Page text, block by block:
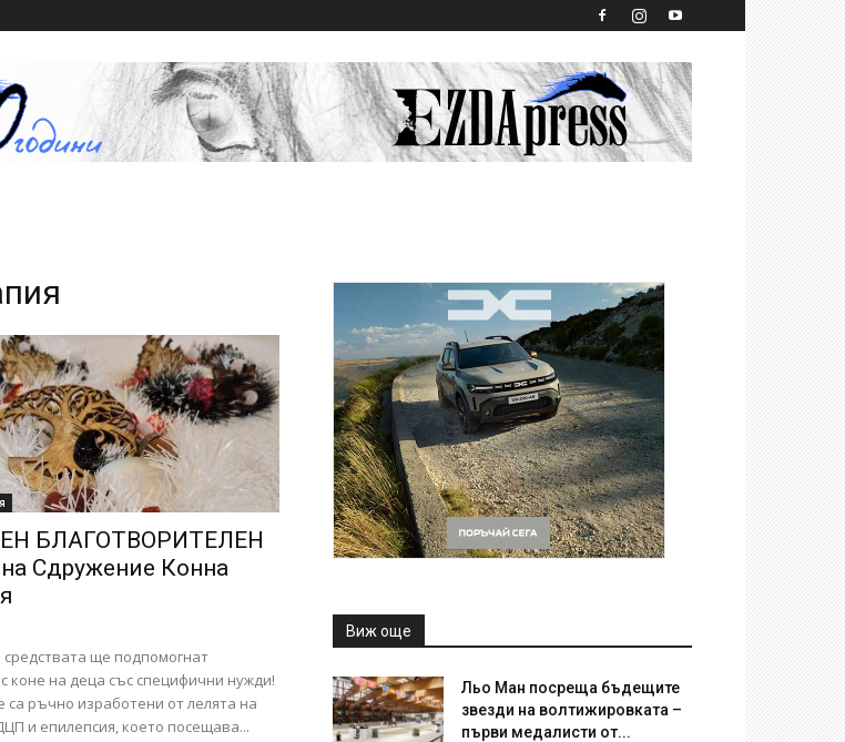
БЛАГОТВОРИТЕЛЕН
Сдружение Конна
ще подпомогнат
коне на деца със специфични нужди!
са ръчно изработени от лелята на
и епилепсия, което посещава...
Виж още
Льо Ман посреща бъдещите
звезди на волтижировката –
първи медалисти от...